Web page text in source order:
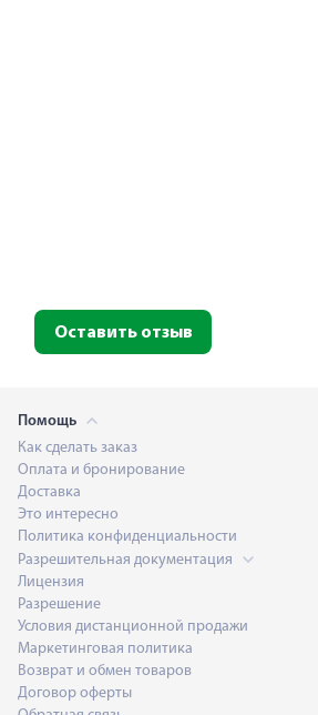
Оставить отзыв
Помощь
Как сделать заказ
Оплата и бронирование
Доставка
Это интересно
Политика конфиденциальности
Разрешительная документация
Лицензия
Разрешение
Условия дистанционной продажи
Маркетинговая политика
Возврат и обмен товаров
Договор оферты